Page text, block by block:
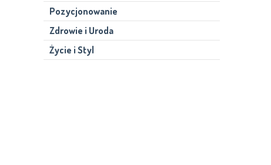
Pozycjonowanie
Zdrowie i Uroda
Życie i Styl